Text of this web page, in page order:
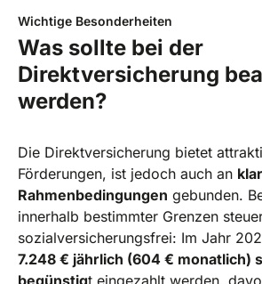
Wichtige Besonderheiten
Was sollte bei der
Direktversicherung
werden?
Die Direktversicherung bietet
Förderungen, ist jedoch auch an
Rahmenbedingungen gebunden.
innerhalb bestimmter Grenzen
sozialversicherungsfrei: Im Jahr
7.248 € jährlich (604 € monatlich)
begünstigt eingezahlt werden,